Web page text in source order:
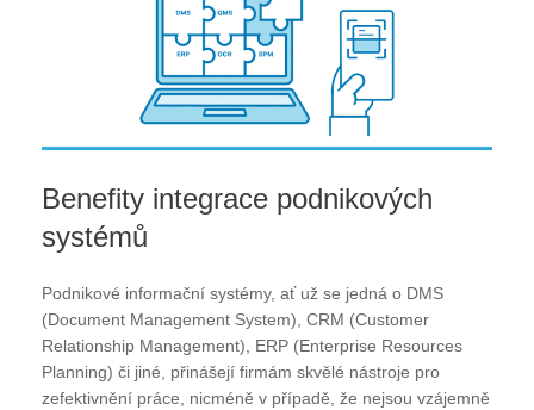
Benefity integrace podnikových
systémů
Podnikové informační systémy, ať už se jedná o DMS
(Document Management System), CRM (Customer
Relationship Management), ERP (Enterprise Resources
Planning) či jiné, přinášejí firmám skvělé nástroje pro
zefektivnění práce, nicméně v případě, že nejsou vzájemně